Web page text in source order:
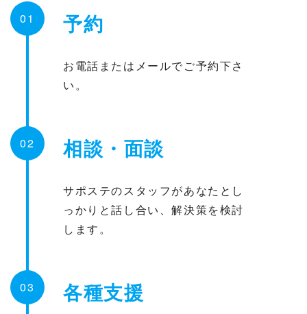
01 予約
お電話またはメールでご予約下さ
い。
02 相談・面談
サポステのスタッフがあなたとし
っかりと話し合い、解決策を検討
します。
03 各種支援